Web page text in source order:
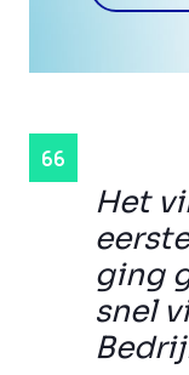
Het
ging
snel